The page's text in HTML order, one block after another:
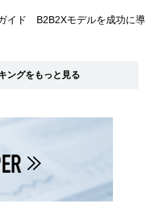
イド B2B2Xモデルを成功に導
ングをもっと見る